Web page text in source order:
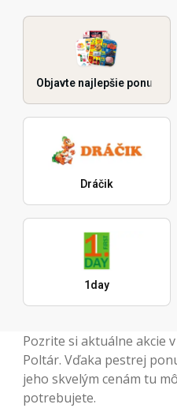
Objavte najlepšie ponuky
Dráčik
1day
Pozrite si aktuálne akcie
Poltár. Vďaka pestrej
jeho skvelým cenám tu
potrebujete.